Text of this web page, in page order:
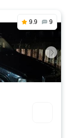
9.9 9